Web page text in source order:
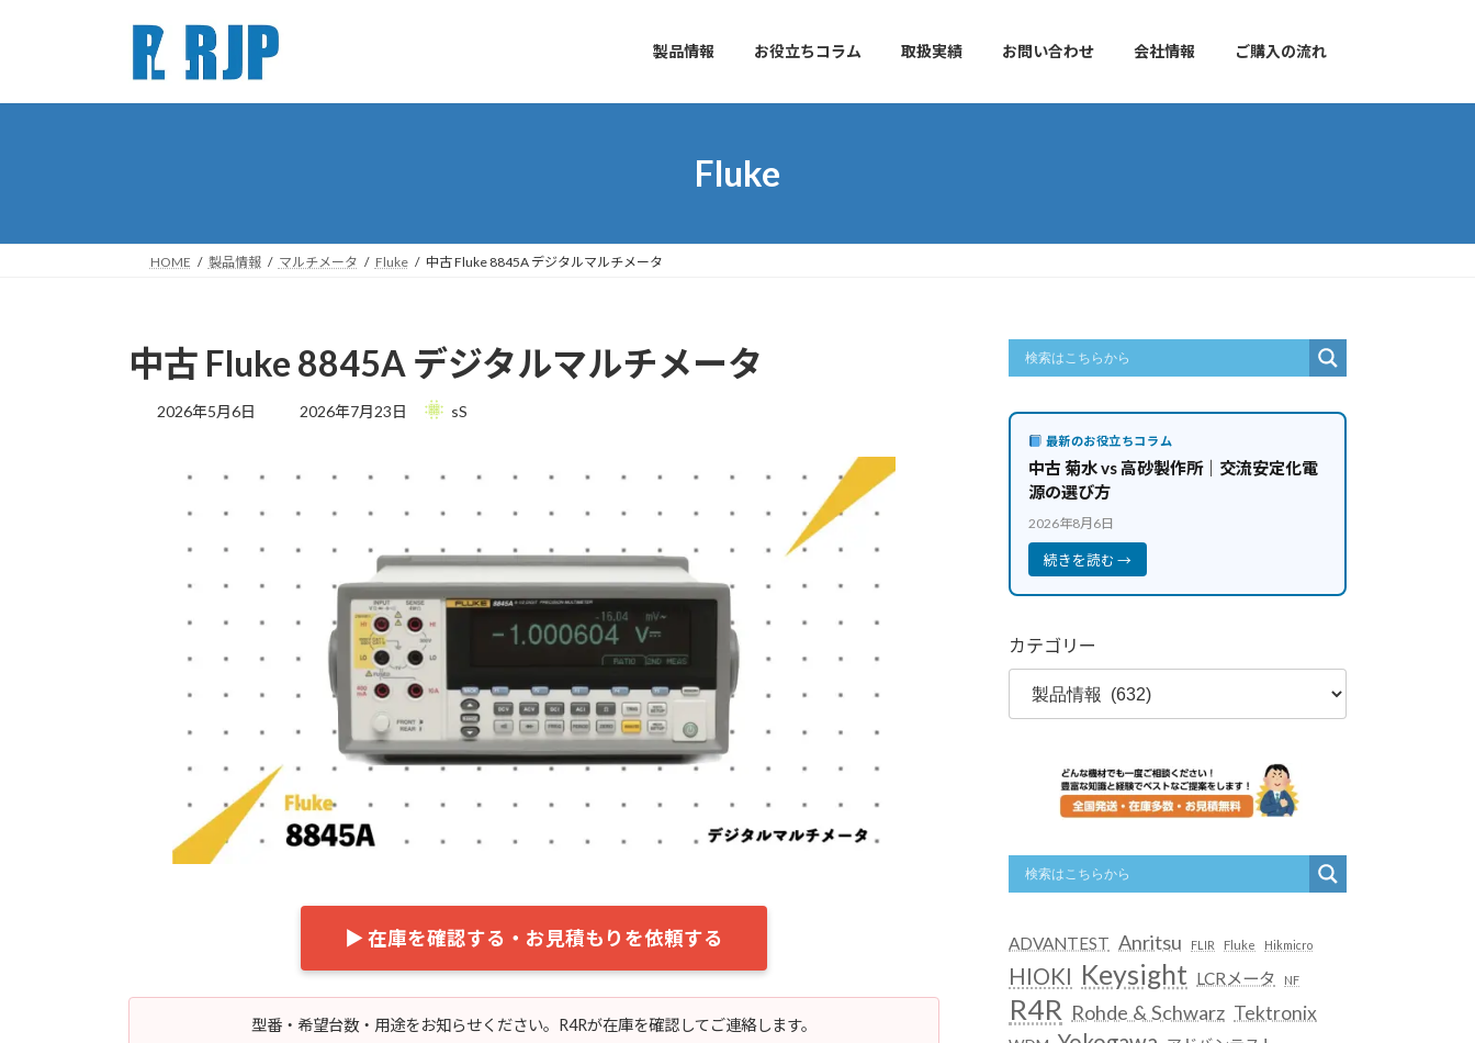
プ
動
製品情報 お役立ちコラム 取扱実績 お問い合わせ 会社情報 ご購入の流れ
Fluke
HOME 製品情報 マルチメータ Fluke 中古 Fluke 8845A デジタルマルチメータ
中古 Fluke 8845A デジタルマルチメータ
2026年5月6日
最
新
時
2026年7月23日 sS
▶ 在庫を確認する・お見積もりを依頼する
型番・希望台数・用途をお知らせください。R4Rが在庫を確認してご連絡します。
最新のお役立ちコラム
中古 菊水 vs 高砂製作所｜交流安定化電
源の選び方
2026年8月6日
続きを読む →
カテゴリー
ADVANTEST Anritsu FLIR Fluke Hikmicro
HIOKI Keysight LCRメータ NF
R4R Rohde & Schwarz Tektronix